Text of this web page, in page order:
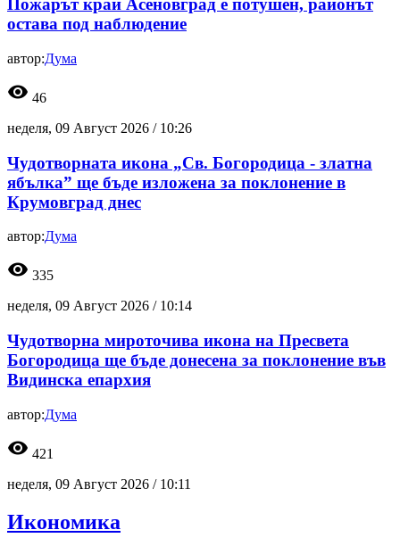
Пожарът край Асеновград е потушен, районът
остава под наблюдение
автор:Дума
visibility 46
неделя, 09 Август 2026 / 10:26
Чудотворната икона „Св. Богородица - златна
ябълка” ще бъде изложена за поклонение в
Крумовград днес
автор:Дума
visibility 335
неделя, 09 Август 2026 / 10:14
Чудотворна мироточива икона на Пресвета
Богородица ще бъде донесена за поклонение във
Видинска епархия
автор:Дума
visibility 421
неделя, 09 Август 2026 / 10:11
Икономика